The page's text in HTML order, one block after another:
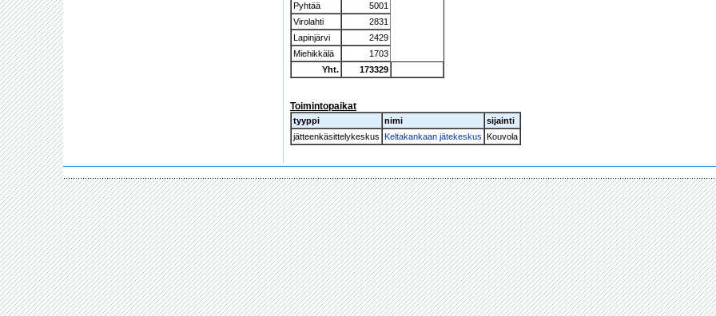
Pyhtää
5001
Virolahti
2831
Lapinjärvi
2429
Miehikkälä
1703
Yht.
173329
Toimintopaikat
tyyppi nimi
sijainti
jätteenkäsittelykeskus Keltakankaan jätekeskus Kouvola